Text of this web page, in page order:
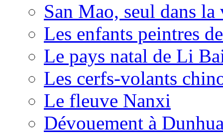
San Mao, seul dans la
Les enfants peintres
Le pays natal de Li
Les cerfs-volants
Le fleuve Nanxi
Dévouement à